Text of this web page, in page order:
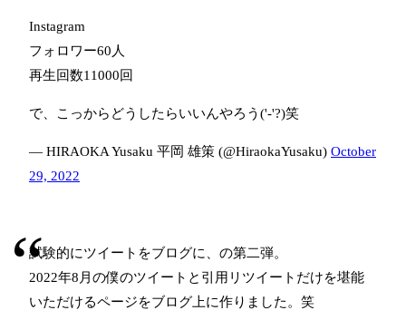
Instagram
フォロワー60人
再生回数11000回
で、こっからどうしたらいいんやろう('-'?)笑
— HIRAOKA Yusaku 平岡 雄策 (@HiraokaYusaku) October
29, 2022
試験的にツイートをブログに、の第二弾。
2022年8月の僕のツイートと引用リツイートだけを堪能
いただけるページをブログ上に作りました。笑